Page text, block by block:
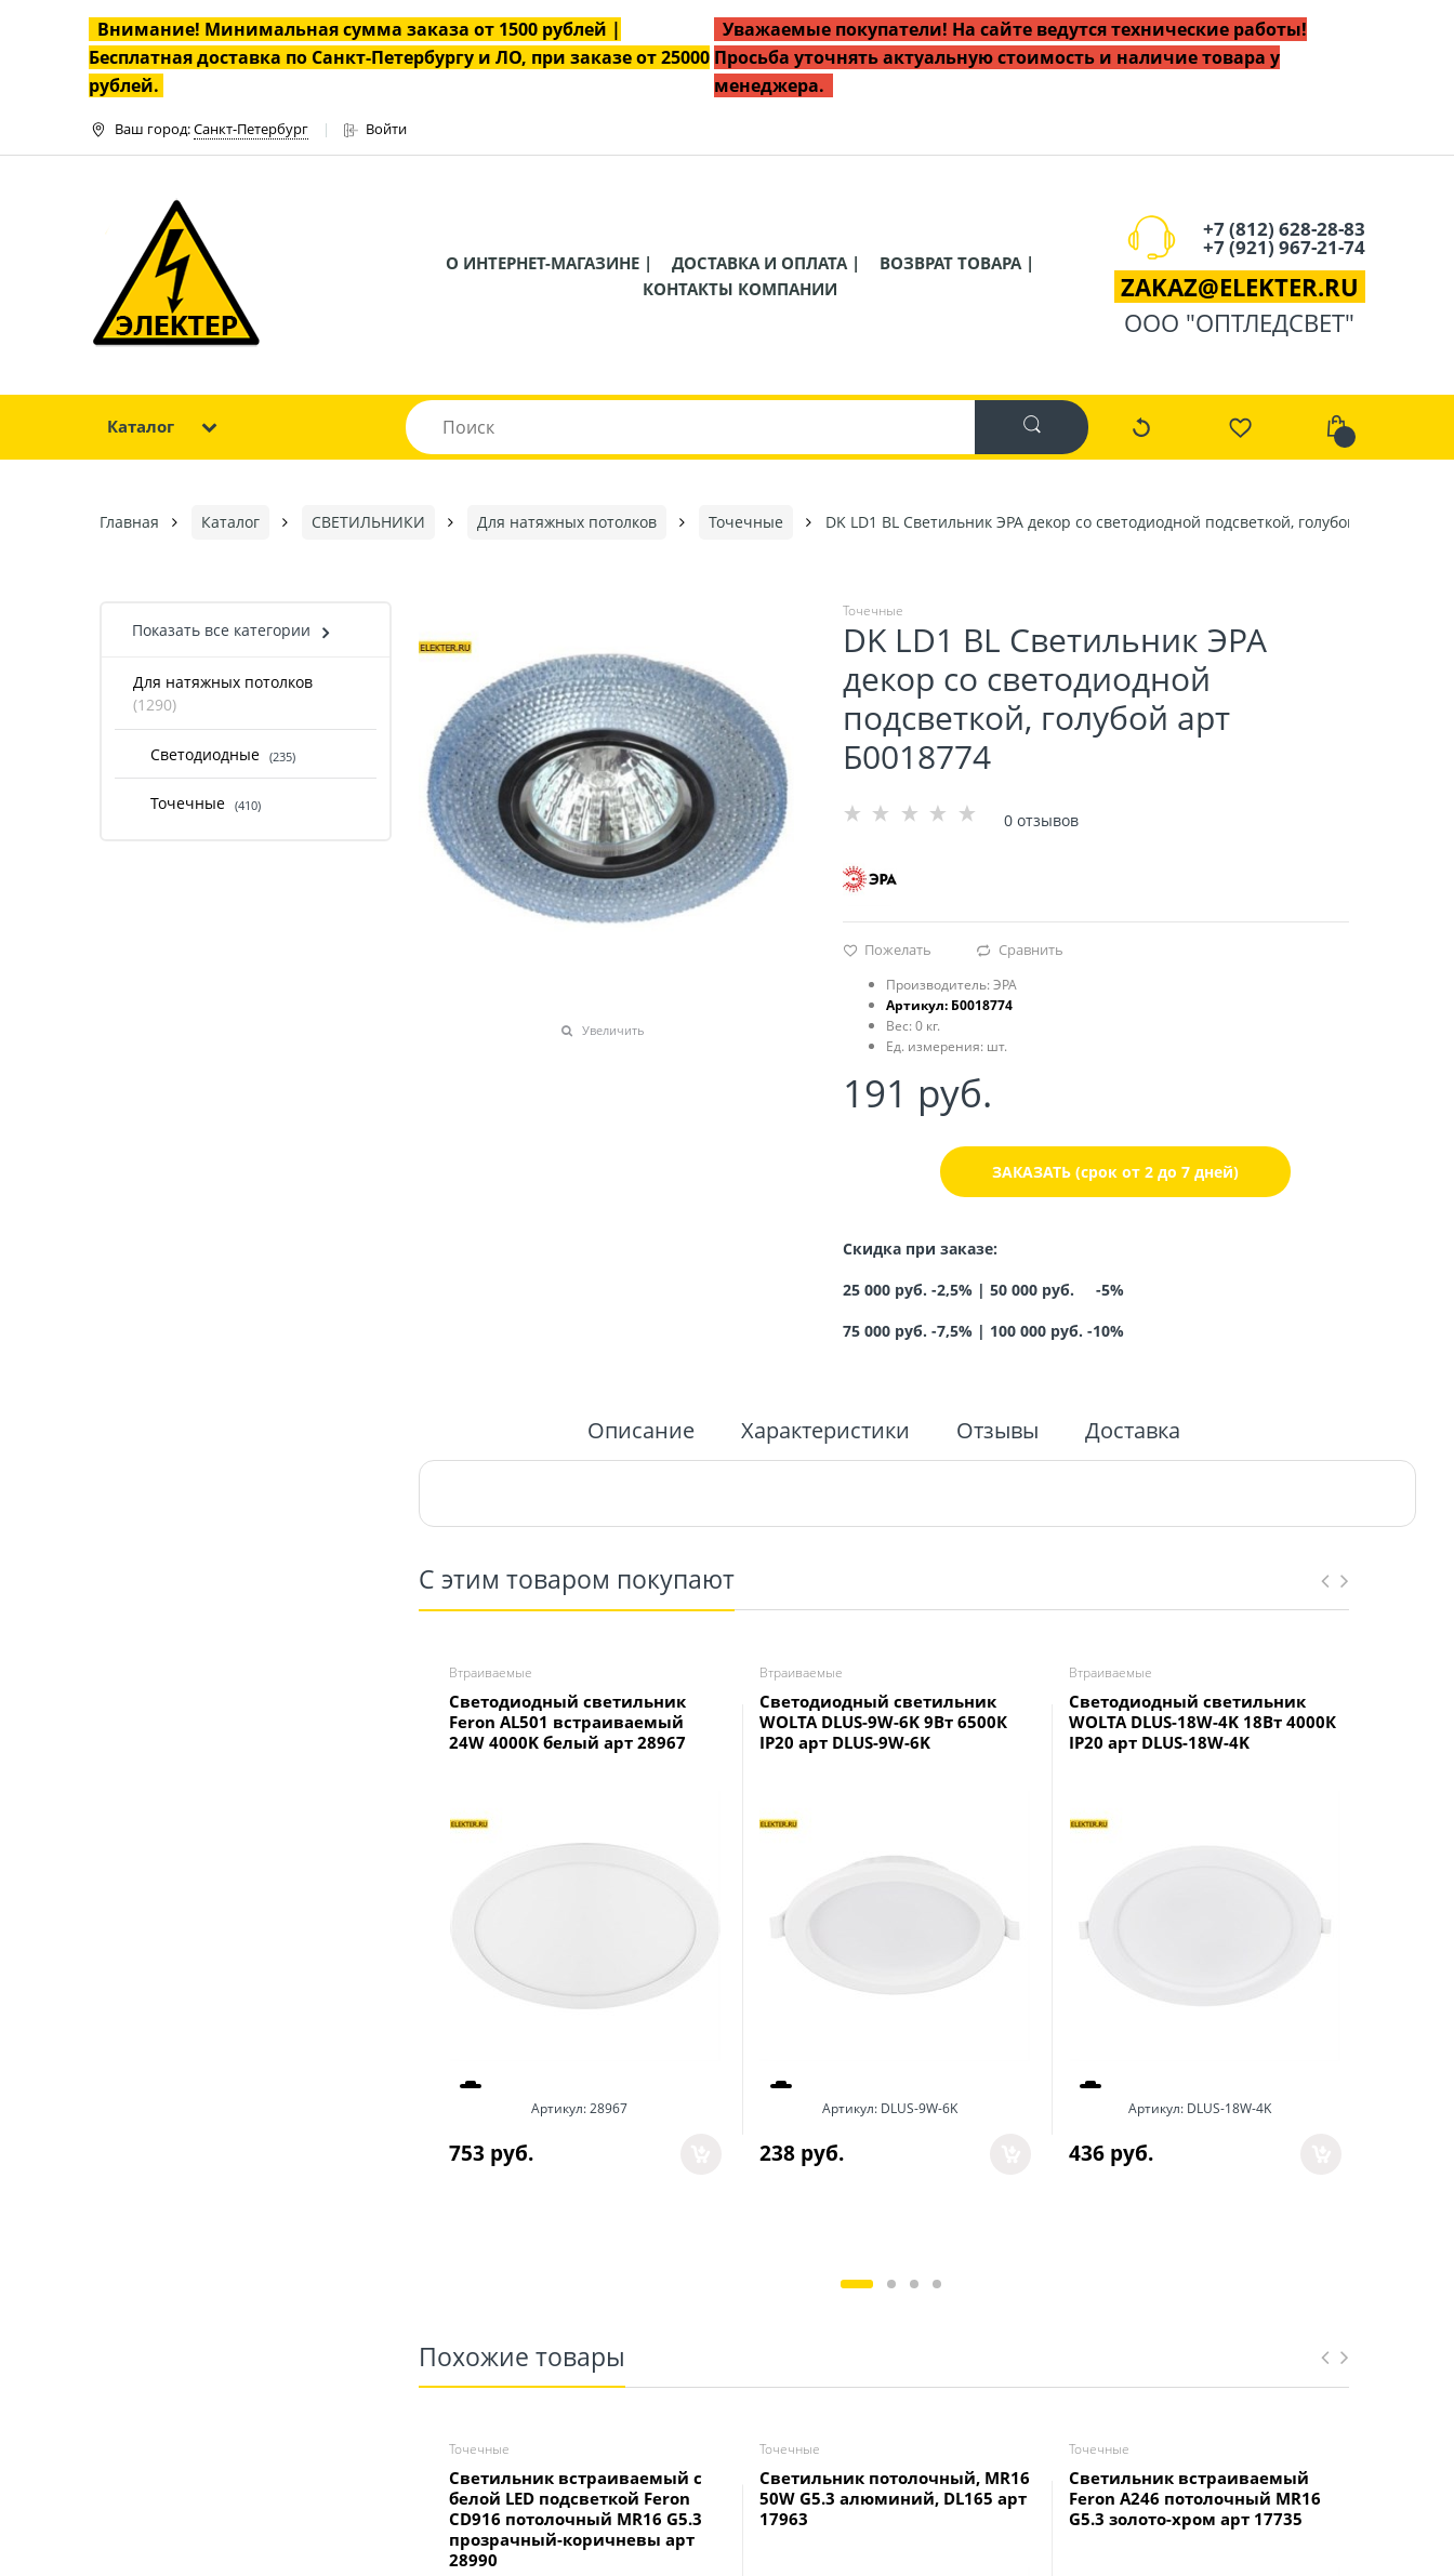
Внимание! Минимальная сумма заказа от 1500 рублей |
Бесплатная доставка по Санкт-Петербургу и ЛО, при заказе от 25000
рублей.
Уважаемые покупатели! На сайте ведутся технические работы!
Просьба уточнять актуальную стоимость и наличие товара у
менеджера.
Ваш город:Санкт-Петербург Войти
О ИНТЕРНЕТ-МАГАЗИНЕ | ДОСТАВКА И ОПЛАТА |
ВОЗВРАТ ТОВАРА |
КОНТАКТЫ КОМПАНИИ
+7 (812) 628-28-83
+7 (921) 967-21-74
ZAKAZ@ELEKTER.RU
ООО "ОПТЛЕДСВЕТ"
Каталог
Главная Каталог СВЕТИЛЬНИКИ Для натяжных потолков Точечные DK LD1 BL Светильник ЭРА декор cо светодиодной подсветкой, голубой арт
Показать все категории
Для натяжных потолков
(1290)
Светодиодные (235)
Точечные (410)
Увеличить
Точечные
DK LD1 BL Светильник ЭРА
декор cо светодиодной
подсветкой, голубой арт
Б0018774
0 отзывов
Пожелать Сравнить
Производитель: ЭРА
Артикул: Б0018774
Вес: 0 кг.
Ед. измерения: шт.
191 руб.
ЗАКАЗАТЬ (срок от 2 до 7 дней)
Скидка при заказе:
25 000 руб. -2,5% | 50 000 руб. -5%
75 000 руб. -7,5%| 100 000 руб. -10%
Описание Характеристики Отзывы Доставка
С этим товаром покупают
Втраиваемые
Светодиодный светильник
Feron AL501 встраиваемый
24W 4000K белый арт 28967
Артикул:28967
753 руб.
Втраиваемые
Светодиодный светильник
WOLTA DLUS-9W-6K 9Вт 6500К
IP20 арт DLUS-9W-6K
Артикул: DLUS-9W-6K
238 руб.
Втраиваемые
Светодиодный светильник
WOLTA DLUS-18W-4K 18Вт 4000К
IP20 арт DLUS-18W-4K
Артикул: DLUS-18W-4K
436 руб.
Похожие товары
Точечные
Светильник встраиваемый с
белой LED подсветкой Feron
CD916 потолочный MR16 G5.3
прозрачный-коричневы арт
28990
Точечные
Светильник потолочный, MR16
50W G5.3 алюминий, DL165 арт
17963
Точечные
Светильник встраиваемый
Feron A246 потолочный MR16
G5.3 золото-хром арт 17735